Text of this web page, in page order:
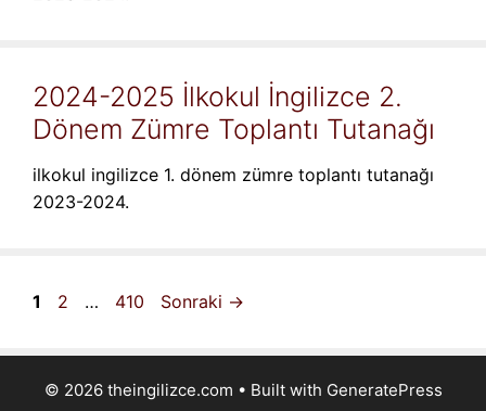
2024-2025 İlkokul İngilizce 2.
Dönem Zümre Toplantı Tutanağı
ilkokul ingilizce 1. dönem zümre toplantı tutanağı
2023-2024.
Sayfa
1 Sayfa
2 … Sayfa
410 Sonraki →
© 2026 theingilizce.com • Built with GeneratePress